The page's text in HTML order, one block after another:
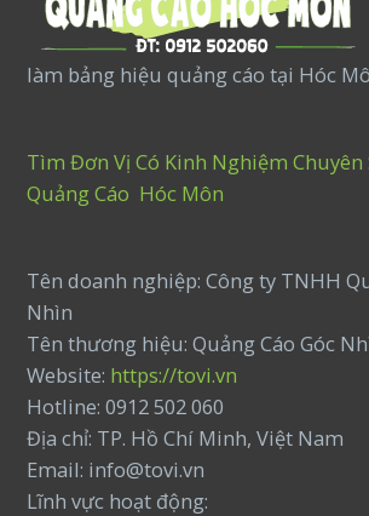
làm bảng hiệu quảng cáo tại Hóc
Tìm Đơn Vị Có Kinh Nghiệm Chuyên
Quảng Cáo Hóc Môn
Tên doanh nghiệp: Công ty TNHH
Nhìn
Tên thương hiệu: Quảng Cáo Góc
Website: https://tovi.vn
Hotline: 0912 502 060
Địa chỉ: TP. Hồ Chí Minh, Việt Nam
Email: info@tovi.vn
Lĩnh vực hoạt động: